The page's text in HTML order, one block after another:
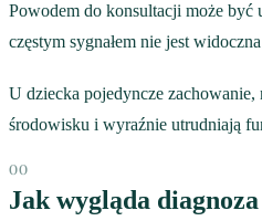
Powodem do konsultacji może być
częstym sygnałem nie jest
U dziecka pojedyncze
środowisku i wyraźnie utrudniają
Jak wygląda